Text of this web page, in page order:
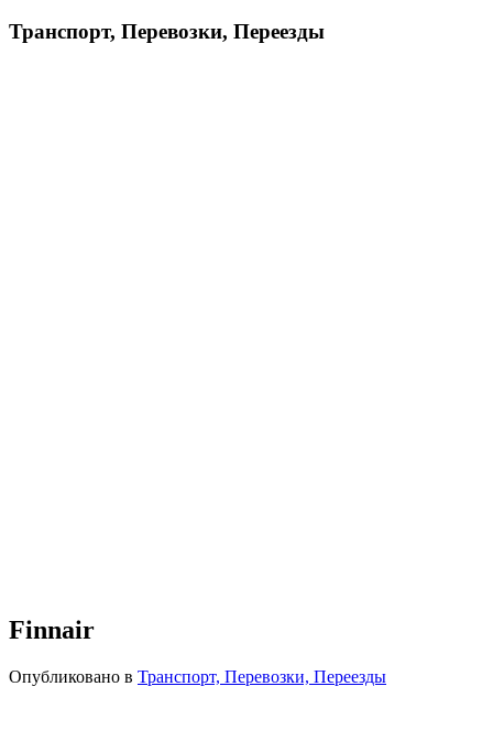
Транспорт, Перевозки, Переезды
Finnair
Опубликовано в Транспорт, Перевозки, Переезды